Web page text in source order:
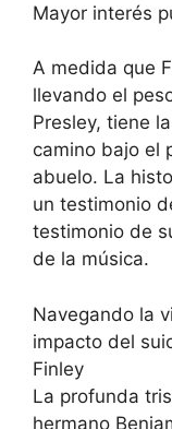
Mayor interés
A medida que
llevando el
Presley, tiene
camino bajo el
abuelo. La
un testimonio
testimonio de
de la música.
Navegando la
impacto del
Finley
La profunda
hermano